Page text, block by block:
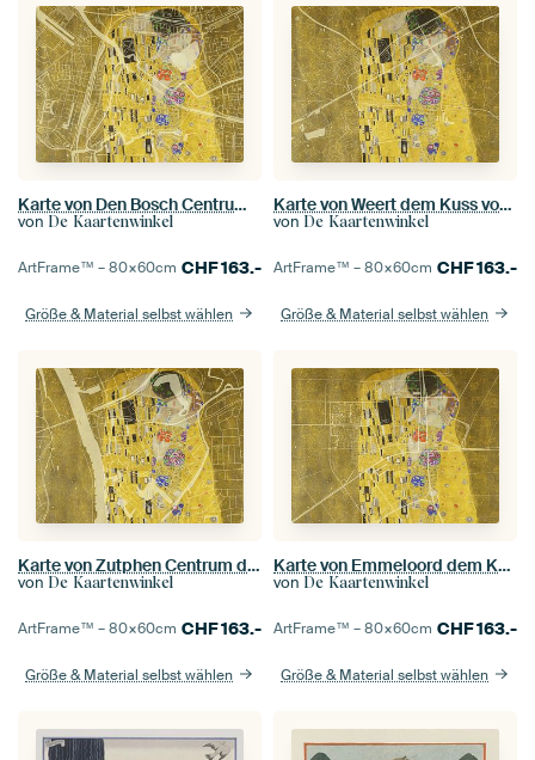
Karte von Den Bosch Centrum dem Kuss von Gustav Klimt
von De Kaartenwinkel
ArtFrame™ –80×60cm CHF163.-
Größe & Material selbst wählen
Karte von Weert dem Kuss von Gustav Klimt
von De Kaartenwinkel
ArtFrame™ –80×60cm CHF163.-
Größe & Material selbst wählen
Karte von Zutphen Centrum dem Kuss von Gustav Klimt
von De Kaartenwinkel
ArtFrame™ –80×60cm CHF163.-
Größe & Material selbst wählen
Karte von Emmeloord dem Kuss von Gustav Klimt
von De Kaartenwinkel
ArtFrame™ –80×60cm CHF163.-
Größe & Material selbst wählen